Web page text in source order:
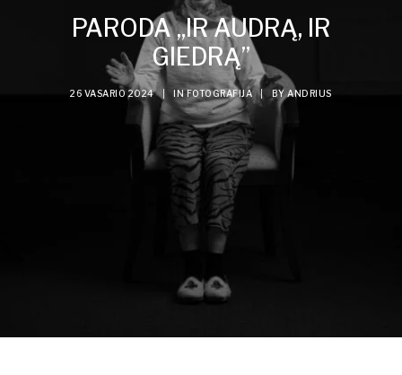
PARODA „IR AUDRĄ, IR
GIEDRĄ”
26 VASARIO 2024 INFOTOGRAFIJA | BYANDRIUS